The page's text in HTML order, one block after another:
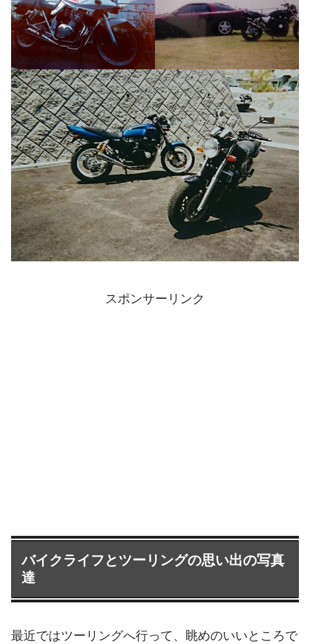
スポンサーリンク
バイクライフとツーリングの思い出の写真
達
最近ではツーリングへ行って、眺めのいいところで